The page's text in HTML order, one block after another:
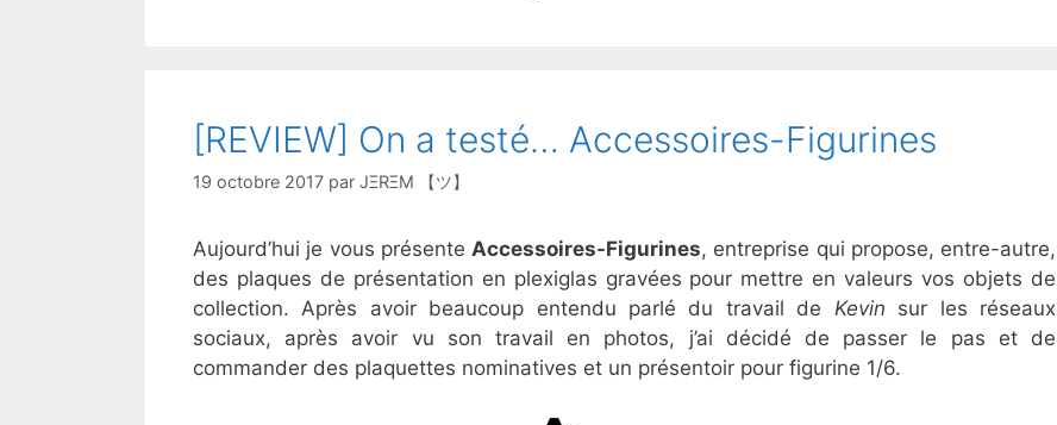
[REVIEW] On a testé… Accessoires-Figurines
19 octobre 2017 par JΞRΞM 【ツ】
Aujourd’hui je vous présente Accessoires-Figurines, entreprise qui propose, entre-autre,
des plaques de présentation en plexiglas gravées pour mettre en valeurs vos objets de
collection. Après avoir beaucoup entendu parlé du travail de Kevin sur les réseaux
sociaux, après avoir vu son travail en photos, j’ai décidé de passer le pas et de
commander des plaquettes nominatives et un présentoir pour figurine 1/6.